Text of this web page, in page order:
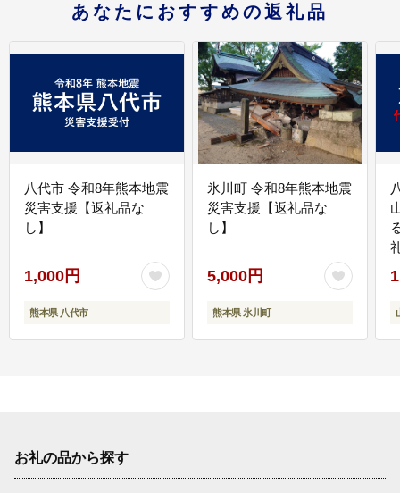
あなたにおすすめの返礼品
八代市 令和8年熊本地震
災害支援【返礼品な
し】
1,000円
熊本県 八代市
氷川町 令和8年熊本地震
災害支援【返礼品な
し】
5,000円
熊本県 氷川町
お礼の品から探す